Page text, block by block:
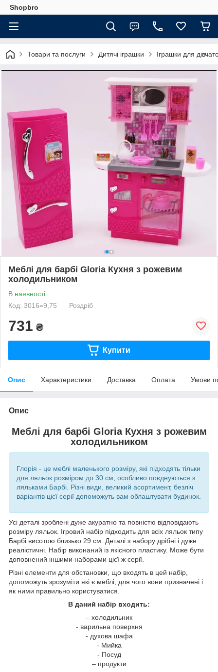
Shopbro
Товари та послуги Дитячі іграшки Іграшки для
Меблі для барбі Gloria Кухня з рожевим
холодильником
В наявності
Код: 3016=9,75
Роздріб
731 ₴
Купити
Опис Характеристики Доставка Оплата Умови
Опис
Меблі для барбі Gloria Кухня з рожевим
холодильником
Глорія - це меблі маленького розміру, які підходять тільки
для ляльок розміром до 30 см, особливо поєднуються з
ляльками Барбі. Різні види, великий асортимент, безліч
варіантів цієї серії допоможуть вам облаштувати будинок.
Усі деталі зроблені дуже акуратно та повністю відповідають
розміру ляльок. Ігровий набір підходить для всіх ляльок типу
Барбі висотою близько 29 см. Деталі з набору дрібні і дуже
реалістичні. Набір виконаний із якісного пластику. Може бути
доповнений іншими наборами цієї ж серії.
Різні елементи для обстановки, що входять в цей набір,
допоможуть зрозуміти які є меблі, для чого вони призначені і
як ними правильно користуватися.
В даний набір входить:
– холодильник
- варильна поверхня
- духова шафа
- Мийка
- Посуд
– продукти